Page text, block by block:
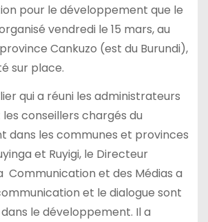
pour le développement que le
vendredi le 15 mars, au
Cankuzo (est du Burundi),
sur place.
qui a réuni les administrateurs
conseillers chargés du
dans les communes et provinces
et Ruyigi, le Directeur
Communication et des Médias a
et le dialogue sont
le développement. Il a